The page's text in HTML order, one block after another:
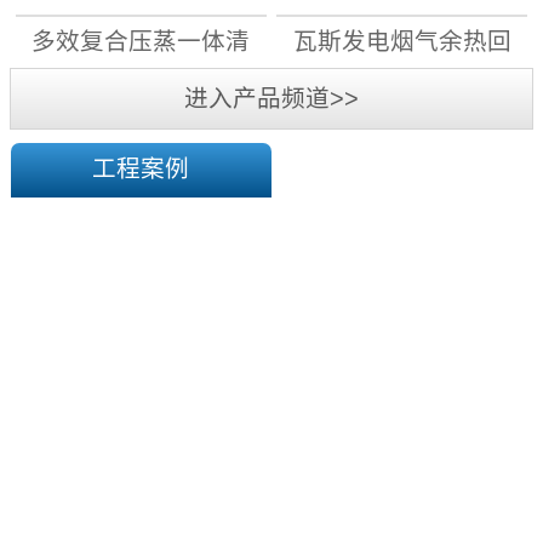
先用电”原则，大力实施“煤
改电”，能改尽改;对具备电
采暖条件的，“宜集中则集
中、宜分散则分散”，通过
蓄...
机组
机组
多效复合压蒸一体清
洁高效干燥系统
瓦斯发电烟气余热回
进入产品频道>>
工程案例